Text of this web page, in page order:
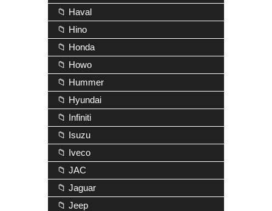
📁 Haval
📁 Hino
📁 Honda
📁 Howo
📁 Hummer
📁 Hyundai
📁 Infiniti
📁 Isuzu
📁 Iveco
📁 JAC
📁 Jaguar
📁 Jeep